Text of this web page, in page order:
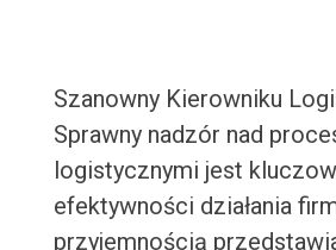
Szanowny Kierowniku
Sprawny nadzór nad
logistycznymi jest
efektywności działania
przyjemnością